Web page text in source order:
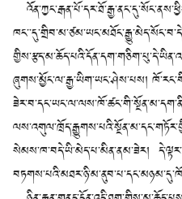
ཞུགས་མྱོང་ལ་རྒྱ་ཡིག་ཡང་ཤེས་པས།
སེམས་ཁ་བདེ་ཡི་མེད་པ་མིན་ནམ་ཟེར།